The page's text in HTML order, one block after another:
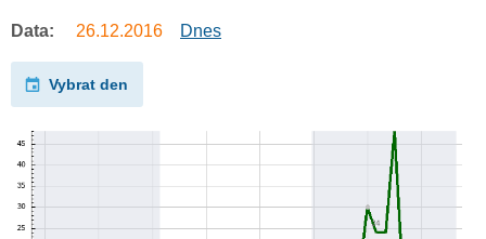
Data: 26.12.2016 Dnes
Vybrat den